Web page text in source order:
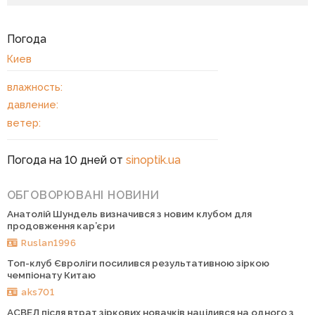
Погода
Киев
влажность:
давление:
ветер:
Погода на 10 дней от sinoptik.ua
ОБГОВОРЮВАНІ НОВИНИ
Анатолій Шундель визначився з новим клубом для
продовження кар’єри
Ruslan1996
Топ-клуб Євроліги посилився результативною зіркою
чемпіонату Китаю
aks701
АСВЕЛ після втрат зіркових новачків націлився на одного з